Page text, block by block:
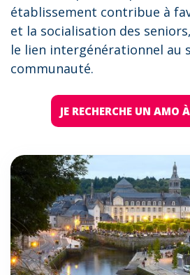
établissement contribue à
et la socialisation des
le lien intergénérationnel au
communauté.
JE RECHERCHE UN AMO